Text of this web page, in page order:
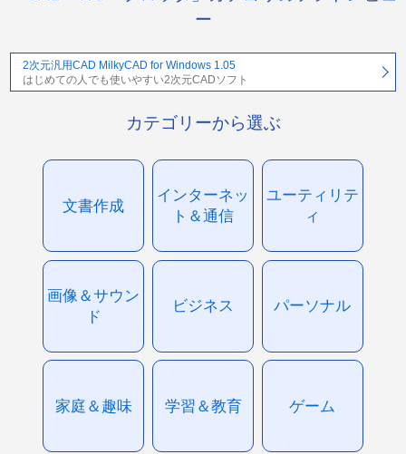
ー
2次元汎用CAD MilkyCAD for Windows 1.05
はじめての人でも使いやすい2次元CADソフト
カテゴリーから選ぶ
文書作成
インターネッ
ト＆通信
ユーティリテ
ィ
画像＆サウン
ド
ビジネス パーソナル
家庭＆趣味 学習＆教育 ゲーム